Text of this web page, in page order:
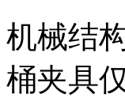
机械结
桶夹具